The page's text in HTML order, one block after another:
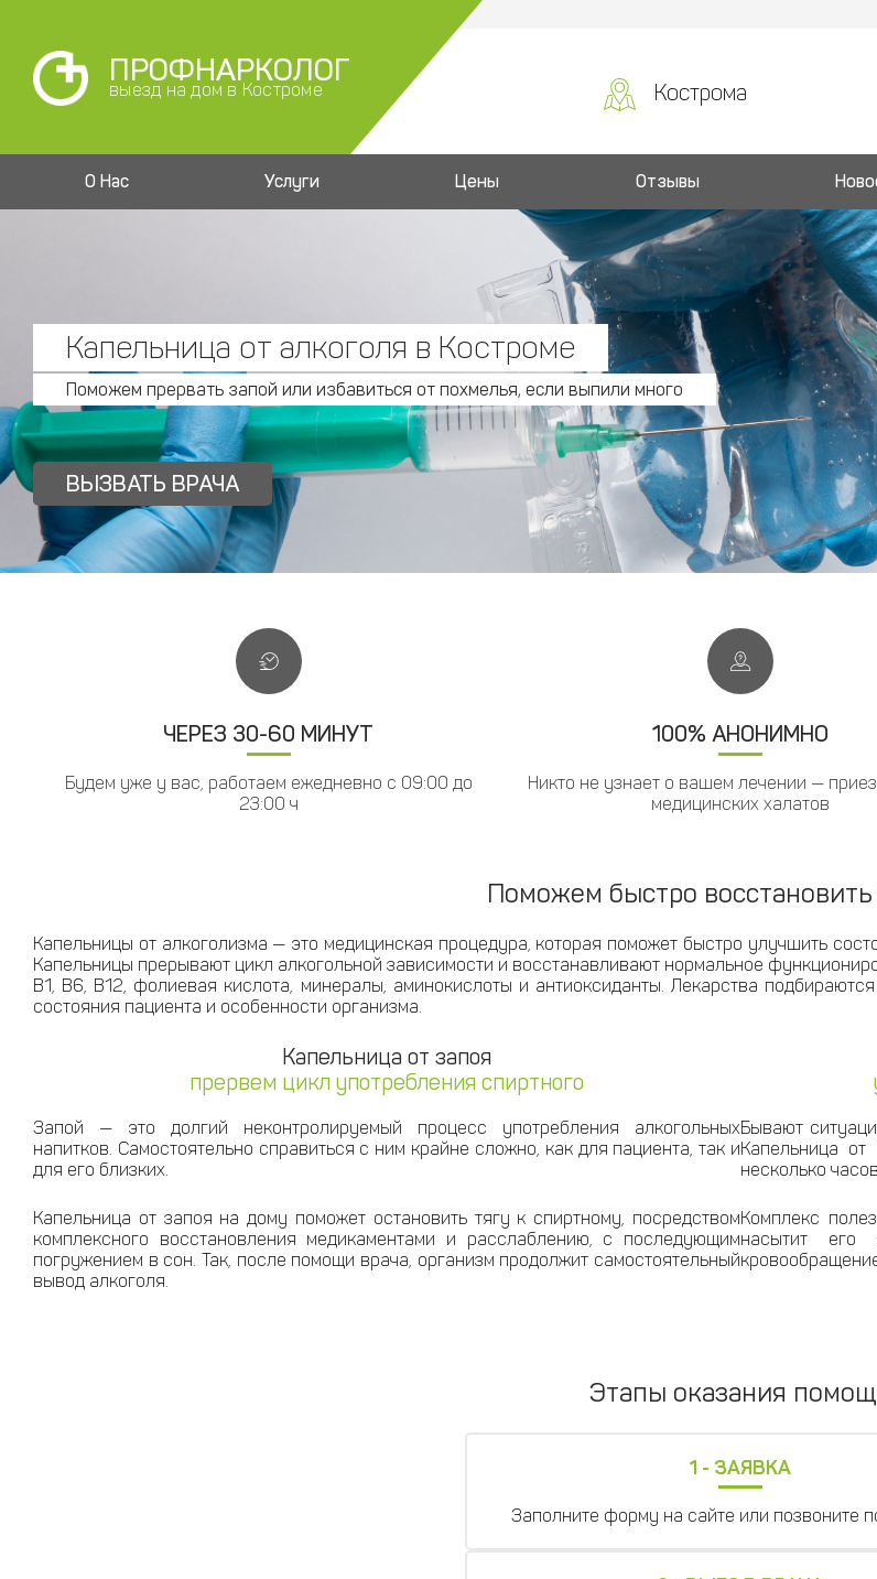
ПРОФНАРКОЛОГ
выезд на дом в Костроме Кострома
О Нас Услуги Цены Отзывы
Капельница от алкоголя в Костроме
Поможем прервать запой или избавиться от похмелья, если выпили много
ВЫЗВАТЬ ВРАЧА
ЧЕРЕЗ 30-60 МИНУТ
Будем уже у вас, работаем ежедневно с 09:00 до
23:00 ч
100% АНОНИМНО
Никто не узнает о вашем лечении —
медицинских халатов
Поможем быстро
Капельницы от алкоголизма — это медицинская процедура, которая поможет быстро улучшить
Капельницы прерывают цикл алкогольной зависимости и восстанавливают нормальное
В1, В6, В12, фолиевая кислота, минералы, аминокислоты и антиоксиданты. Лекарства
состояния пациента и особенности организма.
Капельница от запоя
прервем цикл употребления спиртного
Запой — это долгий неконтролируемый процесс употребления алкогольных
напитков. Самостоятельно справиться с ним крайне сложно, как для пациента, так и
для его близких.
Капельница от запоя на дому поможет остановить тягу к спиртному, посредством
комплексного восстановления медикаментами и расслаблению, с последующим
погружением в сон. Так, после помощи врача, организм продолжит самостоятельный
вывод алкоголя.
Бывают
Капельница
несколько
Комплекс
насытит его
Этапы оказания
1 - ЗАЯВКА
Заполните форму на сайте или позвоните